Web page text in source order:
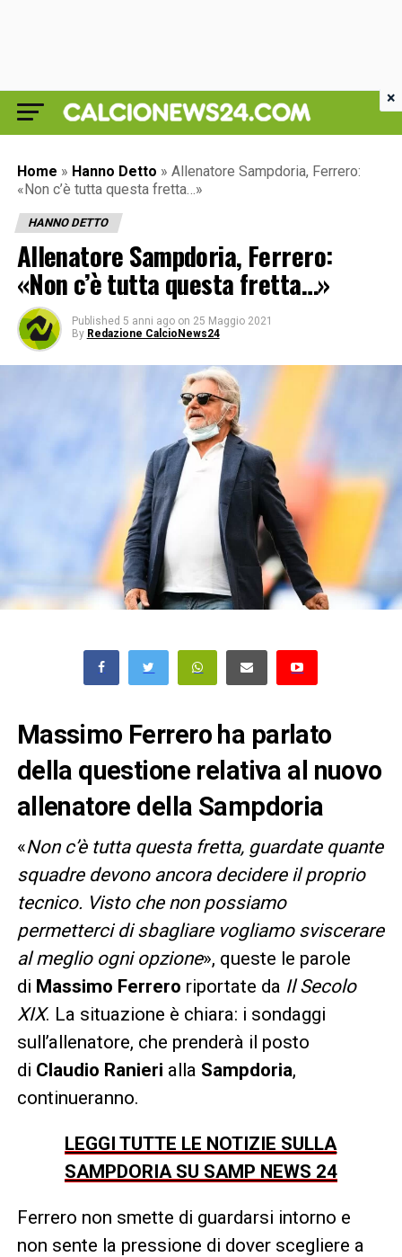
Home » Hanno Detto » Allenatore Sampdoria, Ferrero:
«Non c’è tutta questa fretta…»
HANNO DETTO
Allenatore Sampdoria, Ferrero:
«Non c’è tutta questa fretta…»
Published 5 anni ago on 25 Maggio 2021
By Redazione CalcioNews24
Massimo Ferrero ha parlato
della questione relativa al nuovo
allenatore della Sampdoria
«Non c’è tutta questa fretta, guardate quante
squadre devono ancora decidere il proprio
tecnico. Visto che non possiamo
permetterci di sbagliare vogliamo sviscerare
al meglio ogni opzione», queste le parole
di Massimo Ferrero riportate da Il Secolo
XIX. La situazione è chiara: i sondaggi
sull’allenatore, che prenderà il posto
di Claudio Ranieri alla Sampdoria,
continueranno.
LEGGI TUTTE LE NOTIZIE SULLA
SAMPDORIA SU SAMP NEWS 24
Ferrero non smette di guardarsi intorno e
non sente la pressione di dover scegliere a
×